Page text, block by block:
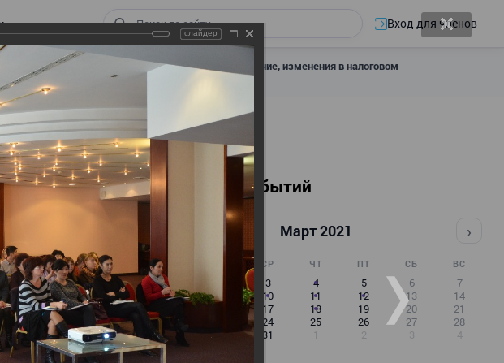
Вход для членов
страхование, всеобщее налоговое декларирование, изменения в налоговом
года в части ИПН
Календарь событий
Март 2021 ›
СР ЧТ ПТ СБ ВС
1 3 4 5 6
7
8
9 10 11 12 13
14
17 18 19 20
21
22
24 25 26 27
28
29
30 31 1 2 3 4
слайдер